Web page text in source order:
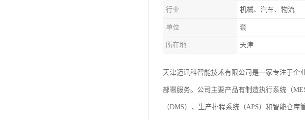
行业 机械、汽车、物流
单位 套
所在地 天津
天津迈讯科智能技术有限公司是一家专注于企
部署服务。公司主要产品有制造执行系统（
（DMS）、生产排程系统（APS）和智能仓